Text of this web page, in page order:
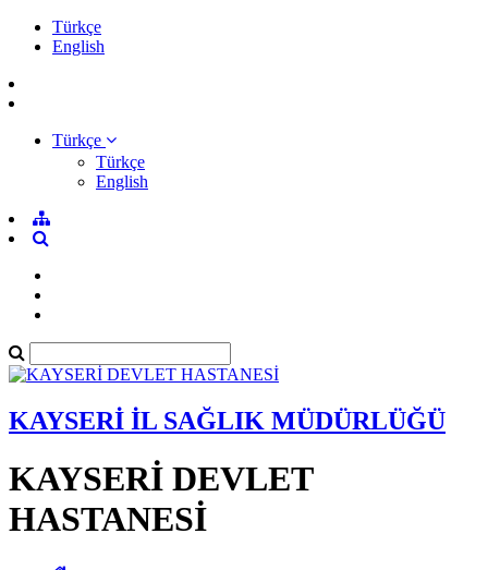
Türkçe
English
Türkçe
Türkçe
English
KAYSERİ İL SAĞLIK MÜDÜRLÜĞÜ
KAYSERİ DEVLET
HASTANESİ